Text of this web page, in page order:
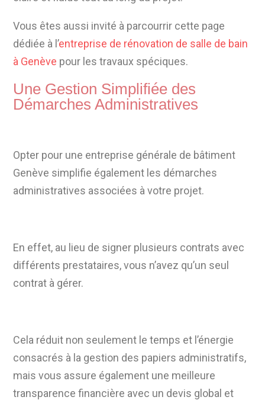
Vous êtes aussi invité à parcourrir cette page
dédiée à l’entreprise de rénovation de salle de bain
à Genève pour les travaux spéciques.
Une Gestion Simplifiée des
Démarches Administratives
Opter pour une entreprise générale de bâtiment
Genève simplifie également les démarches
administratives associées à votre projet.
En effet, au lieu de signer plusieurs contrats avec
différents prestataires, vous n’avez qu’un seul
contrat à gérer.
Cela réduit non seulement le temps et l’énergie
consacrés à la gestion des papiers administratifs,
mais vous assure également une meilleure
transparence financière avec un devis global et